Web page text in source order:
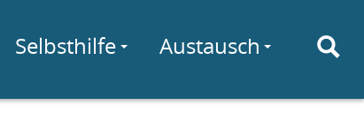
Selbsthilfe Austausch